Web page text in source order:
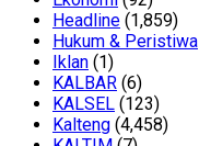
Headline (1,859)
Hukum & Peristiwa
Iklan (1)
KALBAR (6)
KALSEL (123)
Kalteng (4,458)